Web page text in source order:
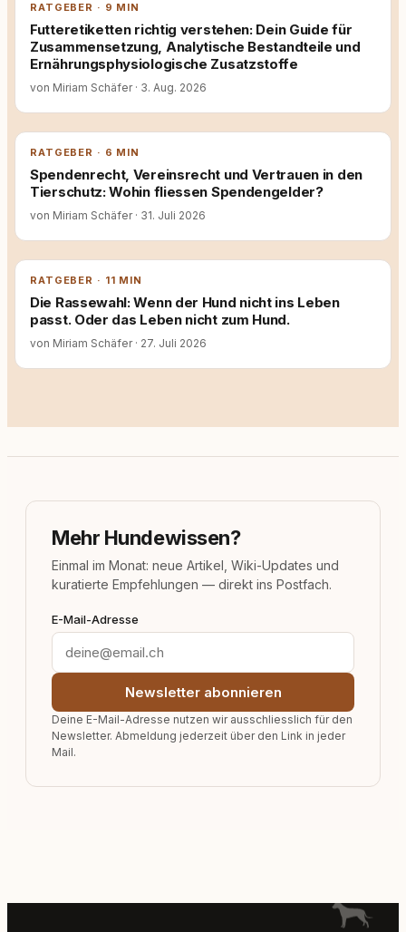
RATGEBER · 9 MIN
Futteretiketten richtig verstehen: Dein Guide für
Zusammensetzung, Analytische Bestandteile und
Ernährungsphysiologische Zusatzstoffe
von Miriam Schäfer · 3. Aug. 2026
RATGEBER · 6 MIN
Spendenrecht, Vereinsrecht und Vertrauen in den
Tierschutz: Wohin fliessen Spendengelder?
von Miriam Schäfer · 31. Juli 2026
RATGEBER · 11 MIN
Die Rassewahl: Wenn der Hund nicht ins Leben
passt. Oder das Leben nicht zum Hund.
von Miriam Schäfer · 27. Juli 2026
Mehr Hundewissen?
Einmal im Monat: neue Artikel, Wiki-Updates und
kuratierte Empfehlungen — direkt ins Postfach.
E-Mail-Adresse
Newsletter abonnieren
Deine E-Mail-Adresse nutzen wir ausschliesslich für den
Newsletter. Abmeldung jederzeit über den Link in jeder
Mail.